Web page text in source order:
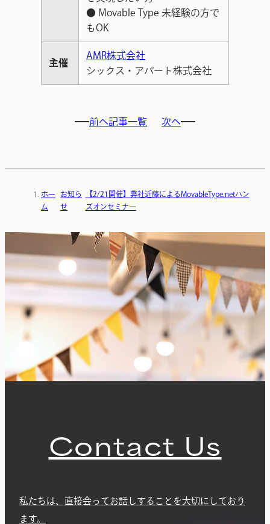
● Movable Type 未経験の方で
もOK
主催
AMR株式会社
シックス・アパート株式会社
前へ記事一覧 次へ
ホー
ム
お知ら
せ
【2/21開催】弊社近藤によるMovableType.netハン
ズオンセミナー
Contact Us
私たちは、直接会ってお話しすることを大切にしており
ます。